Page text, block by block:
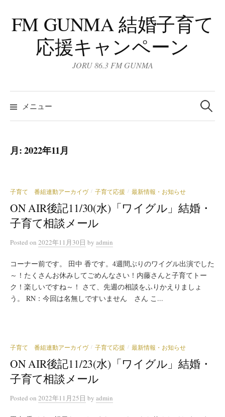
ン
テ
FM GUNMA 結婚子育て
応援キャンペーン
JORU 86.3 FM GUNMA
メニュー
検
索:
月:2022年11月
子育て 番組連動アーカイヴ / 子育て応援 / 最新情報・お知らせ
ON AIR後記11/30(水)「ワイグル」結婚・
子育て相談メール
Posted on 2022年11月30日 by admin
コーナー前です。 田中 香です。4週間ぶりのワイグル出演でした
～！たくさんお休みしてごめんなさい！内藤さんと子育てトー
ク！楽しいですね～！ さて、先週の相談をふりかえりましょ
う。 RN：今回は名無しですいません さん こ...
子育て 番組連動アーカイヴ / 子育て応援 / 最新情報・お知らせ
ON AIR後記11/23(水)「ワイグル」結婚・
子育て相談メール
Posted on 2022年11月25日 by admin